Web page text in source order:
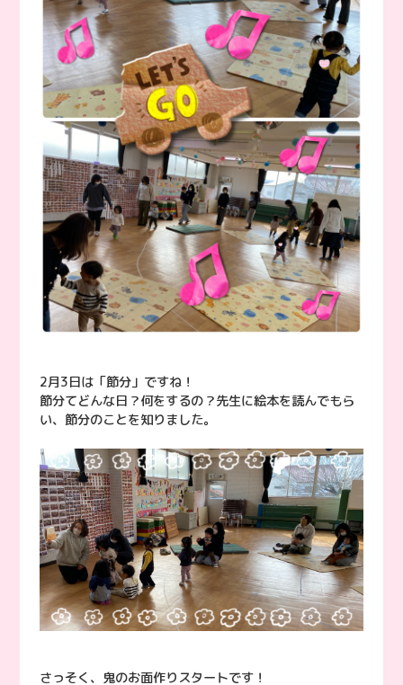
2月3日は「節分」ですね！
節分てどんな日？何をするの？先生に絵本を読んでもら
い、節分のことを知りました。
さっそく、鬼のお面作りスタートです！